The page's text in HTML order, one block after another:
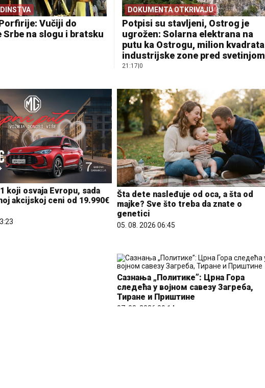
Vučiji do
Srbe na slogu i bratsku
DOKUMENTA OTKRIVAJU
Potpisi su stavljeni, Ostrog je
ugrožen: Solarna elektrana na
putu ka Ostrogu, milion kvadrata
industrijske zone pred svetinjom
21:17 0
koji osvaja Evropu, sada
akcijskoj ceni od 19.990€
Šta dete nasleđuje od oca, a šta od
majke? Sve što treba da znate o
genetici
05. 08. 2026 06:45
Сазнања „Политике”: Црна Гора
следећа у војном савезу Загреба,
Тиране и Приштине
07. 08. 2026 09:14